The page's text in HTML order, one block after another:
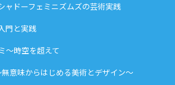
ャドーフェミニズムズの芸術実践
門と実践
〜時空を超えて
意味からはじめる美術とデザイン〜